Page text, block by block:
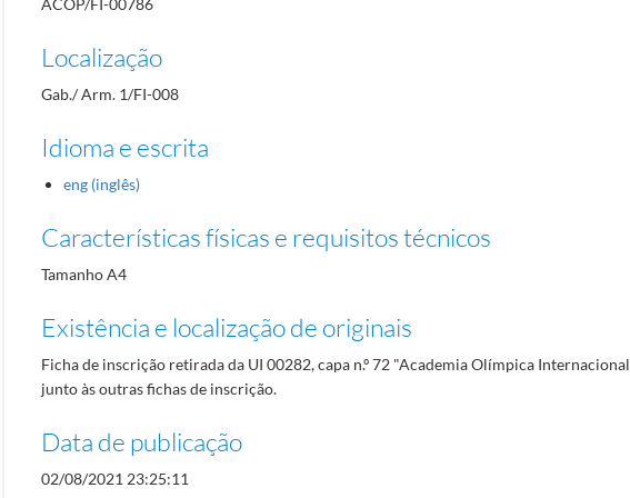
ACOP/FI-00786
Localização
Gab./ Arm. 1/FI-008
Idioma e escrita
eng (inglês)
Características físicas e requisitos técnicos
Tamanho A4
Existência e localização de originais
Ficha de inscrição retirada da UI 00282, capa n.º 72 "Academia Olímpica
junto às outras fichas de inscrição.
Data de publicação
02/08/2021 23:25:11